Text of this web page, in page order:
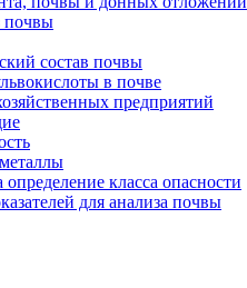
почвы
состав почвы
в почве
предприятий
класса опасности
для анализа почвы